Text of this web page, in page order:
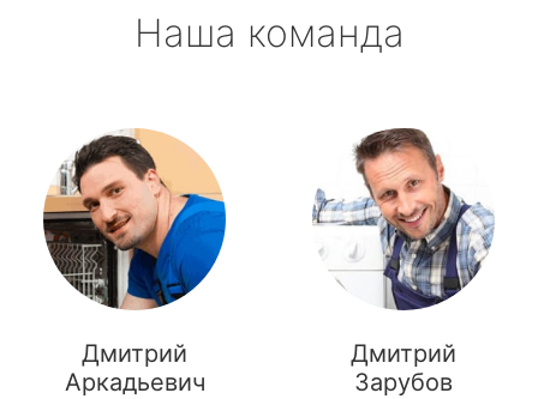
Наша команда
Дмитрий
Аркадьевич
Дмитрий
Зарубов